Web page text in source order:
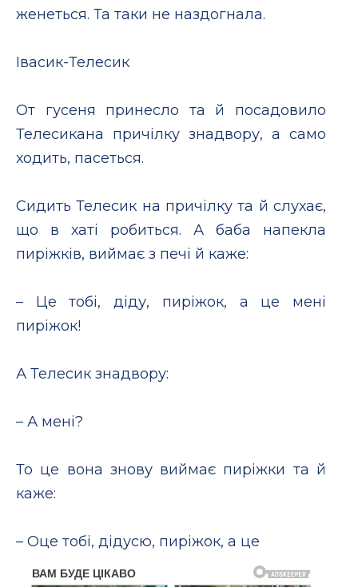
женеться. Та таки не наздогнала.
Iвасик-Телесик
От гусеня принесло та й посадовило
Телесикана причілку знадвору, а само
ходить, пасеться.
Сидить Телесик на причілку та й слухає,
що в хаті робиться. А баба напекла
пиріжків, виймає з печі й каже:
– Це тобі, діду, пиріжок, а це мені
пиріжок!
А Телесик знадвору:
– А мені?
То це вона знову виймає пиріжки та й
каже:
– Оце тобі, дідусю, пиріжок, а це